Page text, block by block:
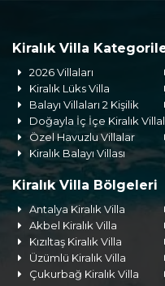
Kiralık Villa
2026 Villaları
Kiralık Lüks Villa
Balayı Villaları 2 Kişilik
Doğayla İç İçe Kiralık
Özel Havuzlu Villalar
Kiralık Balayı Villası
Kiralık Villa Bölgeleri
Antalya Kiralık Villa
Akbel Kiralık Villa
Kızıltaş Kiralık Villa
Üzümlü Kiralık Villa
Çukurbağ Kiralık Villa